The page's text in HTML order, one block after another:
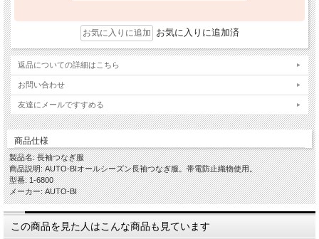
お気に入りに追加済
返品についての詳細はこちら
お問い合わせ
友達にメールですすめる
商品仕様
製品名: 長袖つなぎ服
商品説明: AUTO-BIオールシーズン長袖つなぎ服。帯電防止織物使用。
型番: 1-6800
メーカー: AUTO-BI
この商品を見た人はこんな商品も見ています